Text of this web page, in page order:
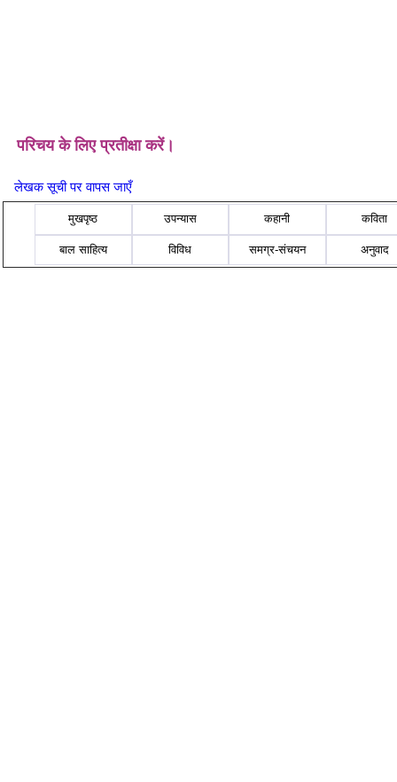
परिचय के लिए प्रतीक्षा करें।
लेखक सूची पर वापस जाएँ
मुखपृष्ठ उपन्यास कहानी कविता
बाल साहित्य विविध समग्र-संचयन अनुवाद